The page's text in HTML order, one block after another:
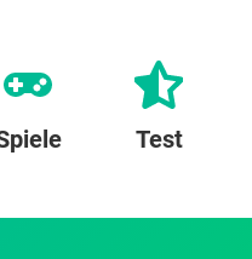
Test